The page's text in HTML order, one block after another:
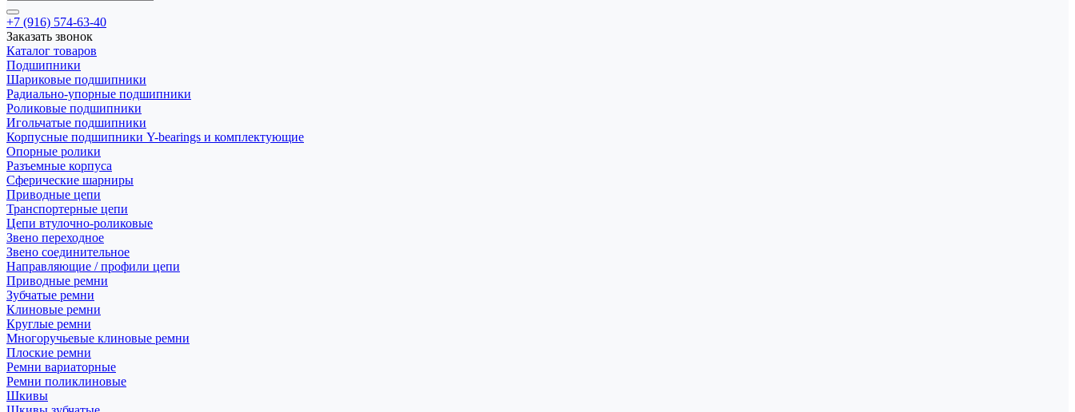
+7 (916) 574-63-40
Заказать звонок
Каталог товаров
Подшипники
Шариковые подшипники
Радиально-упорные подшипники
Роликовые подшипники
Игольчатые подшипники
Корпусные подшипники Y-bearings и комплектующие
Опорные ролики
Разъемные корпуса
Сферические шарниры
Приводные цепи
Транспортерные цепи
Цепи втулочно-роликовые
Звено переходное
Звено соединительное
Направляющие / профили цепи
Приводные ремни
Зубчатые ремни
Клиновые ремни
Круглые ремни
Многоручьевые клиновые ремни
Плоские ремни
Ремни вариаторные
Ремни поликлиновые
Шкивы